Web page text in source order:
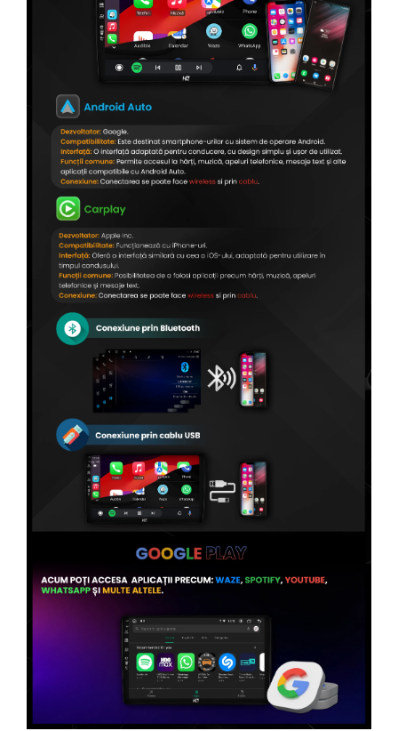
Conectică Isuzu
Conectică Mazda
Conectică Subaru
Conectică Iveco
Conectică Iveco
Conectică Dacia
Conectică Volvo
Conectică Smart
Conectică Chrysler
Conectică Land Rover
Conectică Ssangyong